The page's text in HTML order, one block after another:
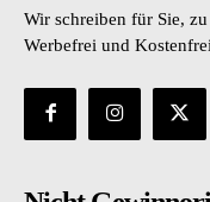
Wir schreiben für Sie,
Werbefrei und